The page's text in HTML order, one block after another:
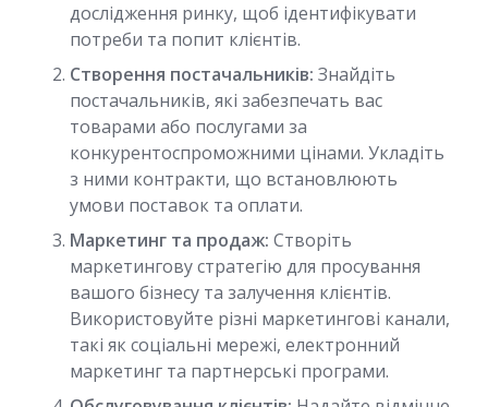
дослідження ринку, щоб ідентифікувати
потреби та попит клієнтів.
Створення постачальників: Знайдіть
постачальників, які забезпечать вас
товарами або послугами за
конкурентоспроможними цінами. Укладіть
з ними контракти, що встановлюють
умови поставок та оплати.
Маркетинг та продаж: Створіть
маркетингову стратегію для просування
вашого бізнесу та залучення клієнтів.
Використовуйте різні маркетингові канали,
такі як соціальні мережі, електронний
маркетинг та партнерські програми.